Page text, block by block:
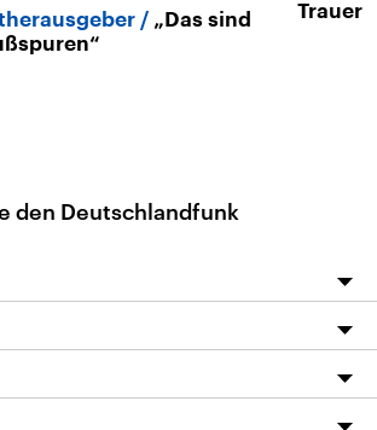
„Das sind
Trauer
den Deutschlandfunk